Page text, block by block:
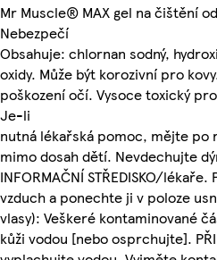
Mr Muscle® MAX gel na čištění
Nebezpečí
Obsahuje: chlornan sodný,
oxidy. Může být korozivní pro
poškození očí. Vysoce toxický
Je-li
nutná lékařská pomoc, mějte po
mimo dosah dětí. Nevdechujte
INFORMAČNÍ STŘEDISKO/
vzduch a ponechte ji v poloze
vlasy): Veškeré kontaminované
kůži vodou [nebo osprchujte].